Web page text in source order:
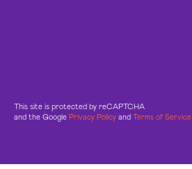
This site is protected by reCAPTCHA
and the Google Privacy Policy and Terms of Service